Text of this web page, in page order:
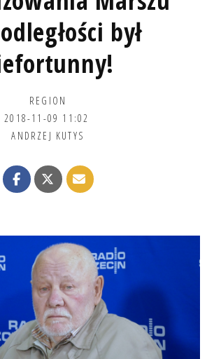
był
REGION
2018-11-09 11:02
ANDRZEJ KUTYS